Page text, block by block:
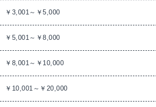
￥3,001～￥5,000
￥5,001～￥8,000
￥8,001～￥10,000
￥10,001～￥20,000